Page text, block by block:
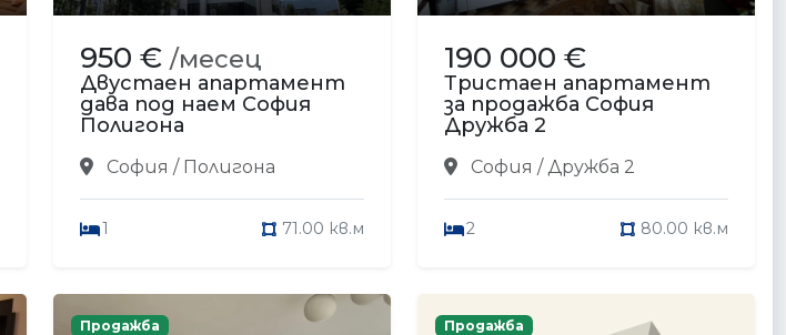
950 € /месец
Двустаен апартамент
дава под наем София
Полигона
София / Полигона
1 71.00 кв.м
190 000 €
Тристаен апартамент
за продажба София
Дружба 2
София / Дружба 2
2 80.00 кв.м
Продажба Продажба